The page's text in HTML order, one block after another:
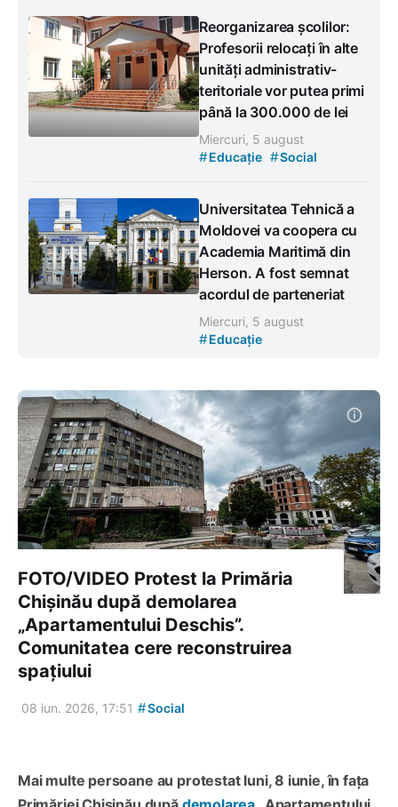
Reorganizarea școlilor:
Profesorii relocați în alte
unități administrativ-
teritoriale vor putea primi
până la 300.000 de lei
Miercuri, 5 august
#Educație #Social
Universitatea Tehnică a
Moldovei va coopera cu
Academia Maritimă din
Herson. A fost semnat
acordul de parteneriat
Miercuri, 5 august
#Educație
FOTO/VIDEO Protest la Primăria
Chișinău după demolarea
„Apartamentului Deschis”.
Comunitatea cere reconstruirea
spațiului
08 iun. 2026, 17:51 #Social
Mai multe persoane au protestat luni, 8 iunie, în fața